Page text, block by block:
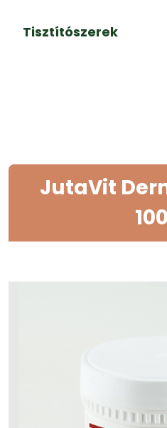
Tisztítószerek
JutaVit